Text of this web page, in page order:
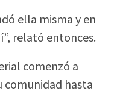
ella misma y en
relató entonces.
comenzó a
comunidad hasta